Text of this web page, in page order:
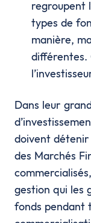
regroupent
types de
manière,
différentes.
Dans leur
doivent détenir
des Marchés
gestion qui les
fonds pendant